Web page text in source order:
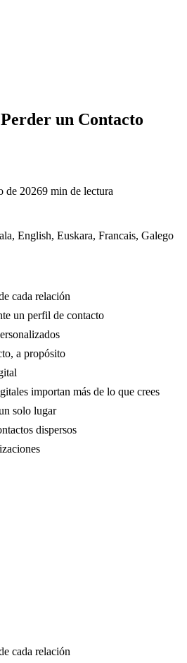
un Contacto
de 20269 min de lectura
, English, Euskara, Francais, Galego
cada relación
un perfil de contacto
a propósito
importan más de lo que crees
solo lugar
dispersos
cada relación